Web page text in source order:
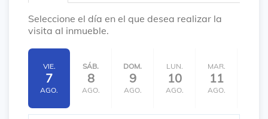
Seleccione el día en el que desea realizar la
visita al inmueble.
VIE.
7
AGO.
SÁB.
8
AGO.
DOM.
9
AGO.
LUN.
10
AGO.
MAR.
11
AGO.